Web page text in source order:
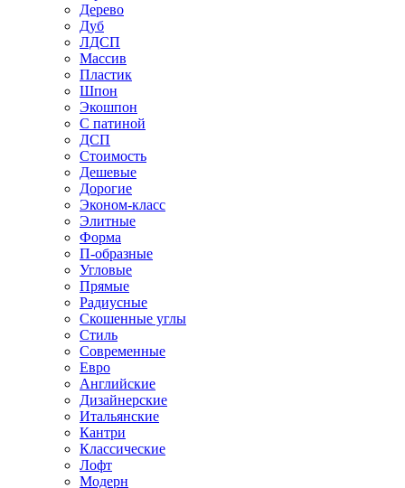
Дерево
Дуб
ЛДСП
Массив
Пластик
Шпон
Экошпон
С патиной
ДСП
Стоимость
Дешевые
Дорогие
Эконом-класс
Элитные
Форма
П-образные
Угловые
Прямые
Радиусные
Скошенные углы
Стиль
Современные
Евро
Английские
Дизайнерские
Итальянские
Кантри
Классические
Лофт
Модерн